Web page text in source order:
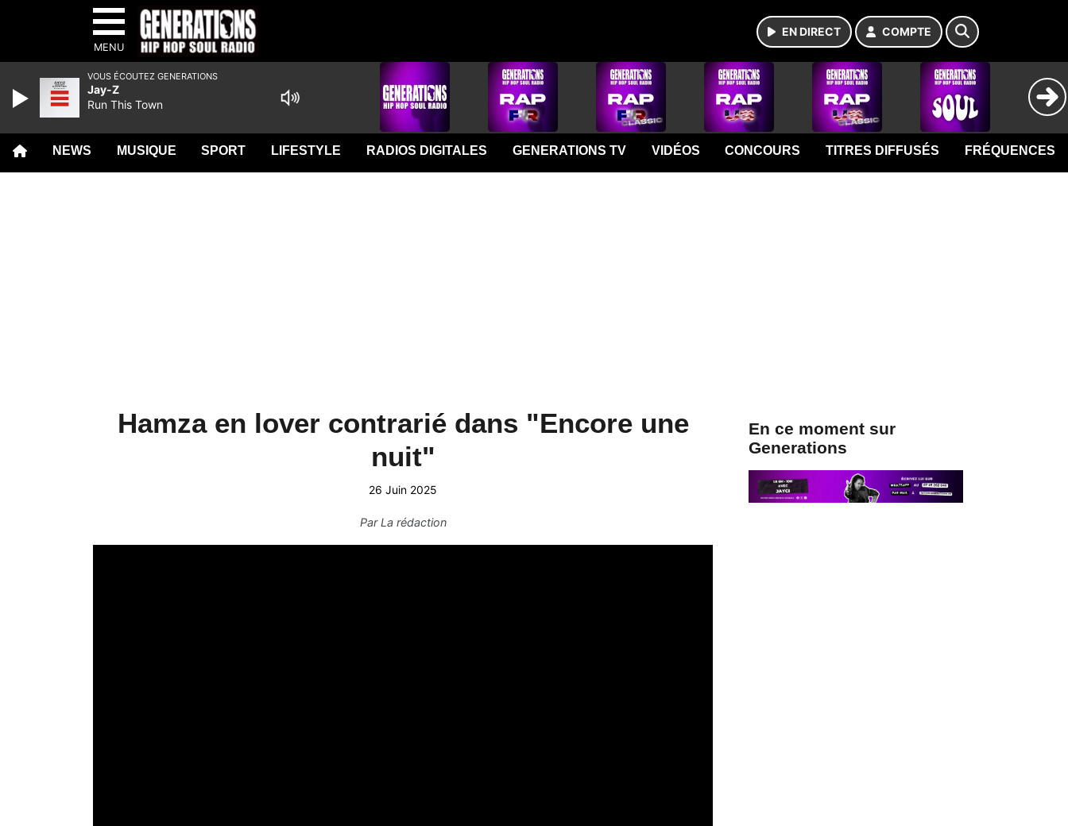
MENU
EN DIRECT COMPTE
NEWS MUSIQUE SPORT LIFESTYLE RADIOS DIGITALES GENERATIONS TV VIDÉOS CONCOURS TITRES DIFFUSÉS FRÉQUENCES
Hamza en lover contrarié dans "Encore une
nuit"
26 Juin 2025
ParLa rédaction
En ce moment sur
Generations
VOUS ÉCOUTEZ GENERATIONS
Jay-Z
Run This Town